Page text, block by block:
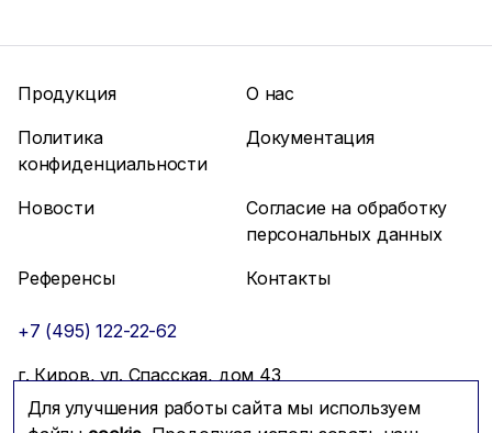
Для улучшения работы сайта мы используем
Продукция
О нас
Политика
конфиденциальности
Документация
Новости
Согласие на обработку
персональных данных
Референсы
Контакты
+7 (495) 122-22-62
г. Киров, ул. Спасская, дом 43
info@mfmc.ru
Связаться с нами